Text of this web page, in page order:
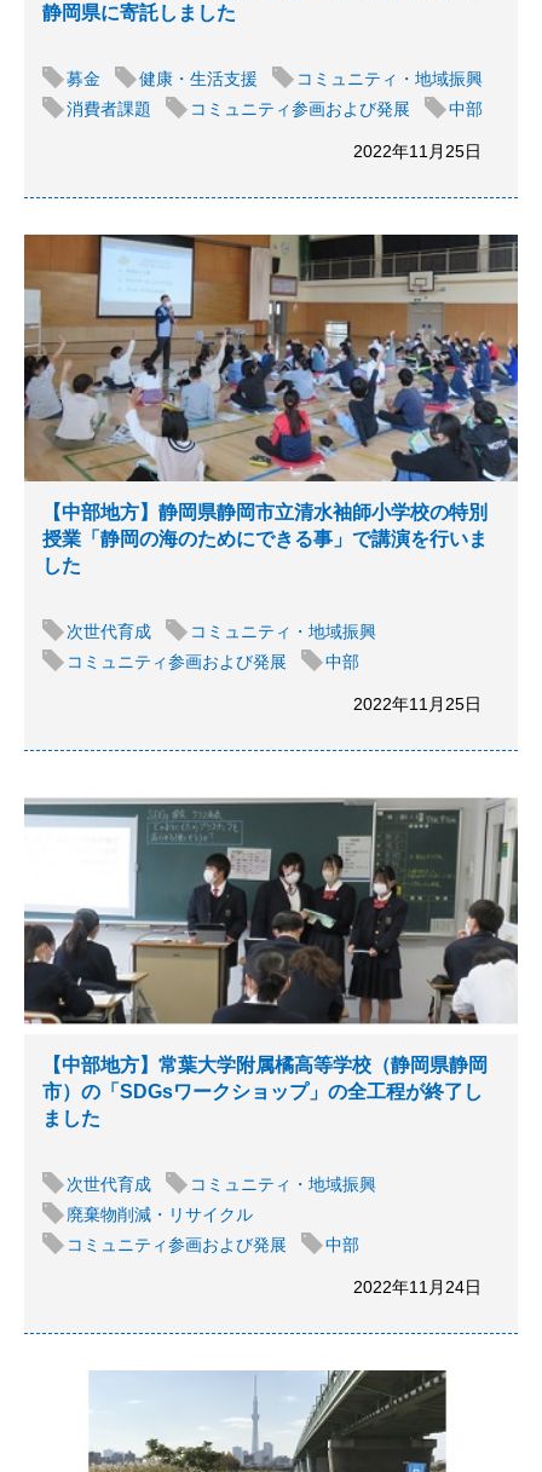
静岡県に寄託しました
募金 健康・生活支援
コミュニティ・地域振興
消費者課題
コミュニティ参画および発展 中部
2022年11月25日
【中部地方】静岡県静岡市立清水袖師小学校の特別
授業「静岡の海のためにできる事」で講演を行いま
した
次世代育成
コミュニティ・地域振興
コミュニティ参画および発展
中部
2022年11月25日
【中部地方】常葉大学附属橘高等学校（静岡県静岡
市）の「SDGsワークショップ」の全工程が終了し
ました
次世代育成
コミュニティ・地域振興
廃棄物削減・リサイクル
コミュニティ参画および発展
中部
2022年11月24日